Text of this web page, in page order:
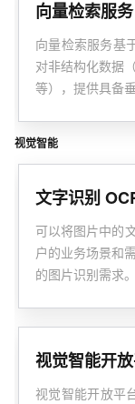
向量检索服
向量检索服务基
对非结构化数据
等），提供具备
视觉智能
文字识别
可以将图片中的
户的业务场景和
的图片识别需求。
视觉智能开
视觉智能开放平